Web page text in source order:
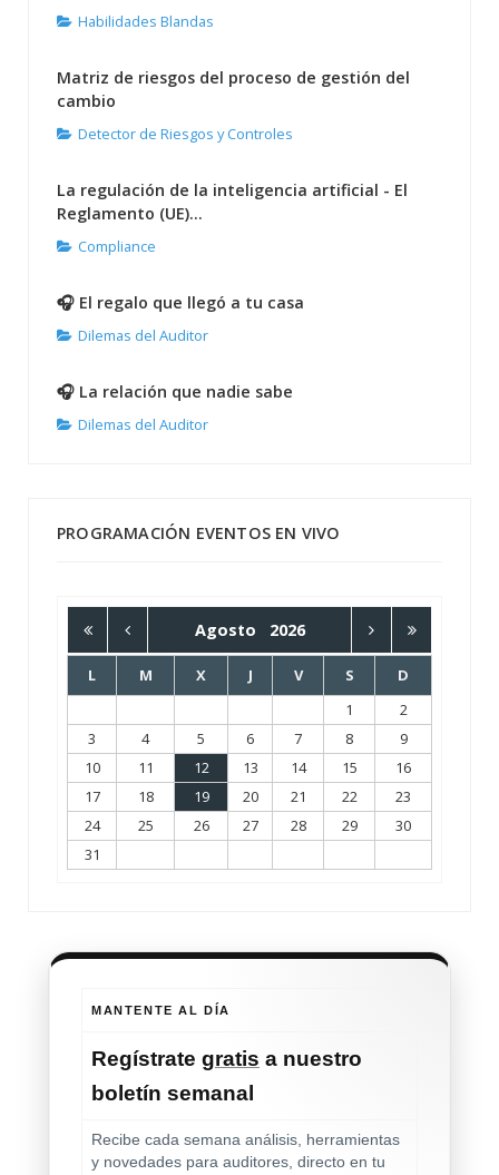
Habilidades Blandas
Matriz de riesgos del proceso de gestión del
cambio
Detector de Riesgos y Controles
La regulación de la inteligencia artificial - El
Reglamento (UE)...
Compliance
🎧 El regalo que llegó a tu casa
Dilemas del Auditor
🎧 La relación que nadie sabe
Dilemas del Auditor
PROGRAMACIÓN EVENTOS EN VIVO
Agosto 2026
L M X J V S
D
1
2
3
4 5 6 7 8
9
10
11 12 13 14 15
16
17
18 19 20 21 22
23
24
25 26 27 28 29
30
31
MANTENTE AL DÍA
Regístrate gratis a nuestro
boletín semanal
Recibe cada semana análisis, herramientas
y novedades para auditores, directo en tu